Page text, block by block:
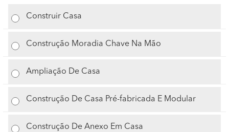
Construir Casa
Construção Moradia Chave Na Mão
Ampliação De Casa
Construção De Casa Pré-fabricada E Modular
Construção De Anexo Em Casa